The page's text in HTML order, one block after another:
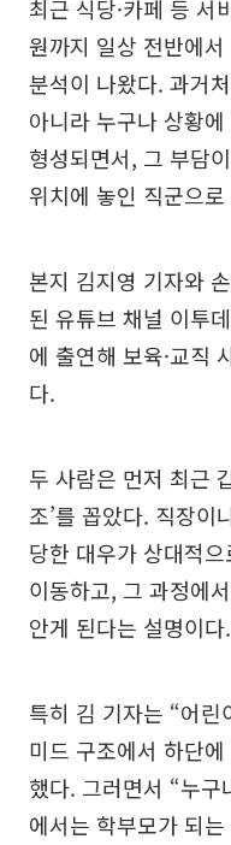
최근 식당·카페 등 서
원까지 일상 전반에서
분석이 나왔다. 과거
아니라 누구나 상황
형성되면서, 그 부담
위치에 놓인 직군으
본지 김지영 기자와
된 유튜브 채널 이투
에 출연해 보육·교직
다.
두 사람은 먼저 최근
조’를 꼽았다. 직장이
당한 대우가 상대적
이동하고, 그 과정에
안게 된다는 설명이다.
특히 김 기자는 “어
미드 구조에서 하단
했다. 그러면서 “누
에서는 학부모가 되